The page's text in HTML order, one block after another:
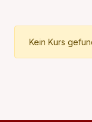
Kein Kurs